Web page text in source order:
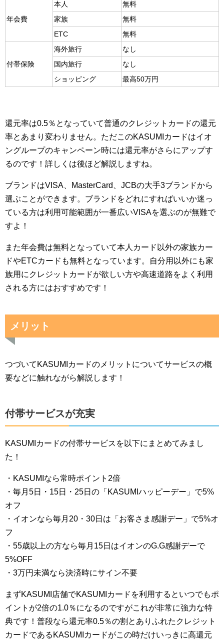
年会費
本人
無料
家族
無料
ETC
無料
付帯保険
海外旅行
なし
国内旅行
なし
ショッピング
最高50万円
還元率は0.5％となっていて普通のクレジットカードの還元
率とあまり変わりません。ただこのKASUMIカードはイオ
ングループのキャンペーン時には還元率がさらにアップす
るのです！詳しくは後ほど解説しますね。
ブランドはVISA、MasterCard、JCBの大手3ブランドから
選ぶことができます。ブランドをどれにすればいいか迷っ
ている方は利用可能範囲が一番広いVISAを選ぶのが無難で
すよ！
また年会費は無料となっていて本人カード以外の家族カー
ドやETCカードも無料となっています。自分用以外にも家
族用にクレジットカードが欲しい方や高速道路をよく利用
される方にはおすすめです！
メリット
つづいてKASUMIカードのメリットについてサービスの概
要などに触れながら解説します！
付帯サービスが充実
KASUMIカードの付帯サービスを以下にまとめてみまし
た！
・KASUMIなら常時ポイント2倍
・毎月5日・15日・25日の「KASUMIハッピーデー」で5%
オフ
・イオンなら毎月20・30日は「お客さま感謝デー」で5%オ
フ
・55歳以上の方なら毎月15日はイオンのG.G感謝デーで
5%OFF
・3万円未満なら決済時にサイン不要
まずKASUMI店舗でKASUMIカードを利用するといつでもポ
イントが2倍の1.0％になるのですがこれが非常に強力な特
典です！普段なら還元率0.5％の割とありふれたクレジット
カードであるKASUMIカードがこの時だけいっきに高還元